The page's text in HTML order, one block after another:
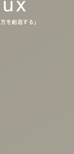
方を創造する」